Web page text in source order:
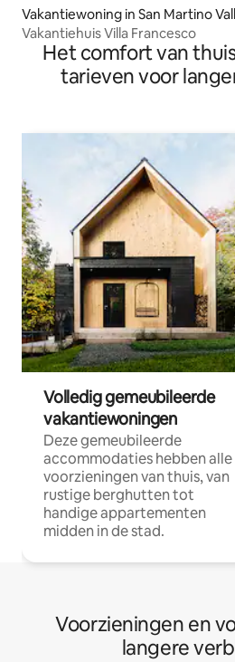
Vakantiewoning in San Martino
Vakantiehuis Villa Francesco
Het comfort van
tarieven voor
Volledig gemeubileerde
vakantiewoningen
Deze gemeubileerde
accommodaties hebben alle
voorzieningen van thuis, van
rustige berghutten tot
handige appartementen
midden in de stad.
Voorzieningen en
langere